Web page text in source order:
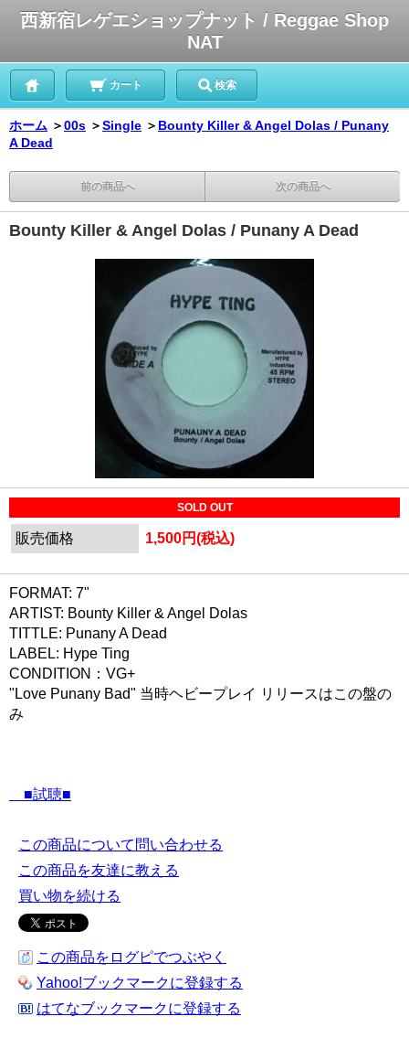
西新宿レゲエショップナット / Reggae Shop
NAT
カート 検索
ホーム ＞00s ＞Single ＞ Bounty Killer & Angel Dolas / Punany
A Dead
前の商品へ 次の商品へ
Bounty Killer & Angel Dolas / Punany A Dead
SOLD OUT
販売価格 1,500円(税込)
FORMAT: 7"
ARTIST: Bounty Killer & Angel Dolas
TITTLE: Punany A Dead
LABEL: Hype Ting
CONDITION：VG+
"Love Punany Bad" 当時ヘビープレイ リリースはこの盤の
み
■試聴■
この商品について問い合わせる
この商品を友達に教える
買い物を続ける
この商品をログピでつぶやく
Yahoo!ブックマークに登録する
はてなブックマークに登録する